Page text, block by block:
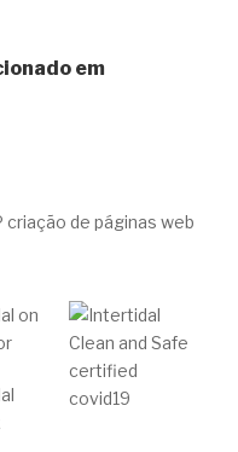
em
criação de páginas web